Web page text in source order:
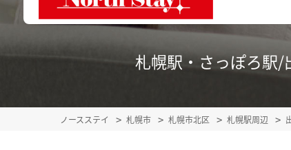
札幌駅・さっぽろ駅/
ノースステイ 札幌市 札幌市北区 札幌駅周辺